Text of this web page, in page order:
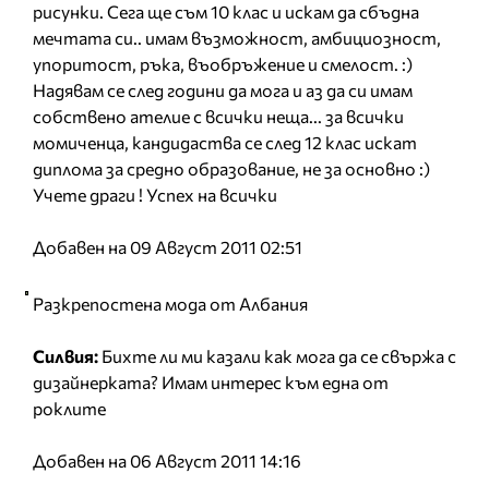
рисунки. Сега ще съм 10 клас и искам да сбъдна
мечтата си.. имам възможност, амбициозност,
упоритост, ръка, въобръжение и смелост. :)
Надявам се след години да мога и аз да си имам
собствено ателие с всички неща... за всички
момиченца, кандидаства се след 12 клас искат
диплома за средно образование, не за основно :)
Учете драги ! Успех на всички
Добавен на 09 Август 2011 02:51
Разкрепостена мода от Албания
Силвия: Бихте ли ми казали как мога да се свържа с
дизайнерката? Имам интерес към една от
роклите
Добавен на 06 Август 2011 14:16